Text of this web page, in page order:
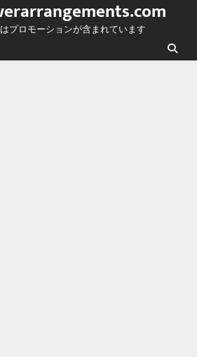
プロモーションが含まれています